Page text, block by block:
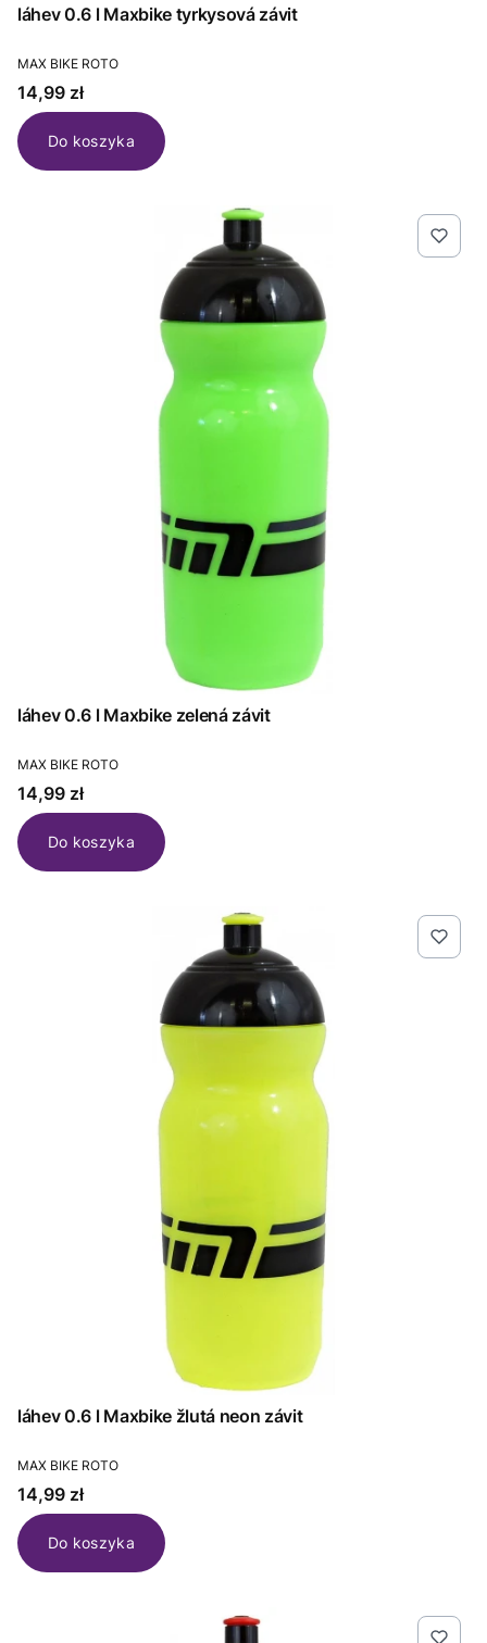
láhev 0.6 l Maxbike tyrkysová závit
PRODUCENT
MAX BIKE ROTO
Cena
14,99 zł
Do koszyka
láhev 0.6 l Maxbike zelená závit
PRODUCENT
MAX BIKE ROTO
Cena
14,99 zł
Do koszyka
láhev 0.6 l Maxbike žlutá neon závit
PRODUCENT
MAX BIKE ROTO
Cena
14,99 zł
Do koszyka